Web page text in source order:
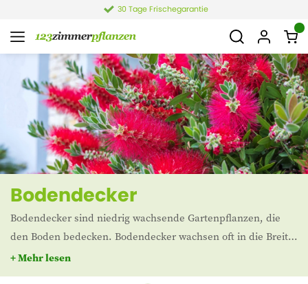
30 Tage Frischegarantie
Bodendecker
Bodendecker sind niedrig wachsende Gartenpflanzen, die
den Boden bedecken. Bodendecker wachsen oft in die Breite
und nicht in die Länge. Diese Gartenpflanzen sorgen auch
dafür, dass Unkraut keine Chance hat. So erhalten Sie einen
+ Mehr lesen